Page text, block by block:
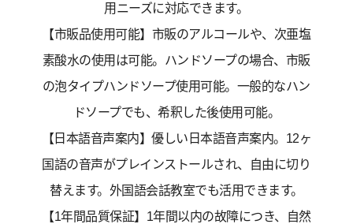
用ニーズに対応できます。
【市販品使用可能】市販のアルコールや、次亜塩
素酸水の使用は可能。ハンドソープの場合、市販
の泡タイプハンドソープ使用可能。一般的なハン
ドソープでも、希釈した後使用可能。
【日本語音声案内】優しい日本語音声案内。12ヶ
国語の音声がプレインストールされ、自由に切り
替えます。外国語会話教室でも活用できます。
【1年間品質保証】1年間以内の故障につき、自然